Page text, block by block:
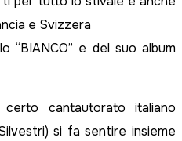
e Svizzera
“BIANCO” e del suo album
cantautorato italiano
si fa sentire insieme